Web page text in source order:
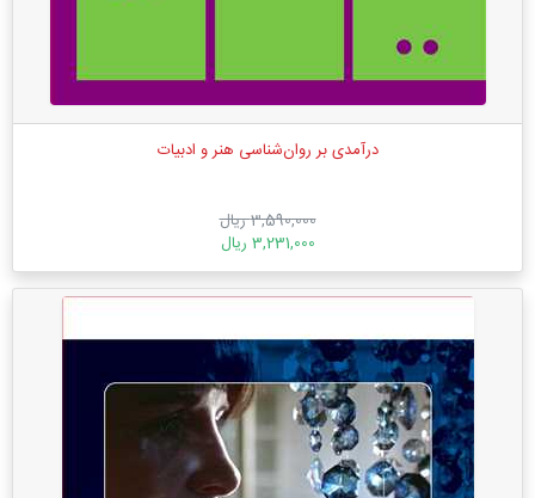
درآمدی بر روان‌شناسی هنر و ادبیات
3,590,000 ریال
3,231,000 ریال